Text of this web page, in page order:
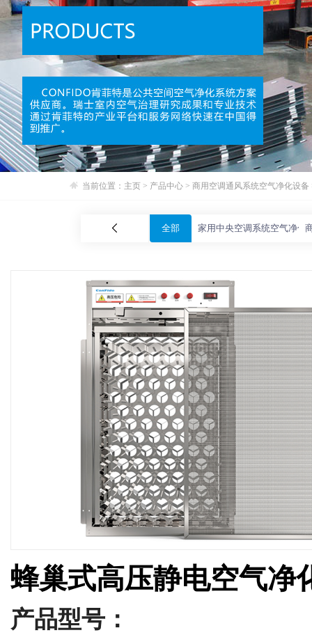
当前位置： 主页 > 产品中心 > 商用空调通风系统空气净化设备
全部 家用中央空调系统空气净化
蜂巢式高压静电空气净
产品型号：